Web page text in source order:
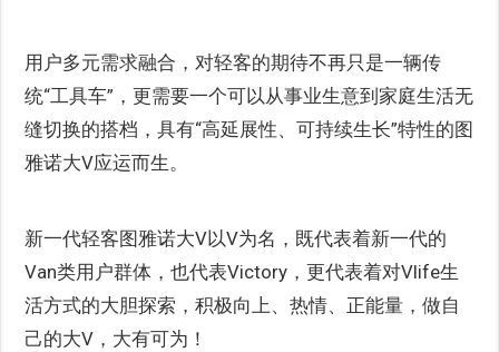
用户多元需求融合，对轻客的期待不再只是一辆传
统“工具车”，更需要一个可以从事业生意到家庭生活无
缝切换的搭档，具有“高延展性、可持续生长”特性的图
雅诺大V应运而生。
新一代轻客图雅诺大V以V为名，既代表着新一代的
Van类用户群体，也代表Victory，更代表着对Vlife生
活方式的大胆探索，积极向上、热情、正能量，做自
己的大V，大有可为！